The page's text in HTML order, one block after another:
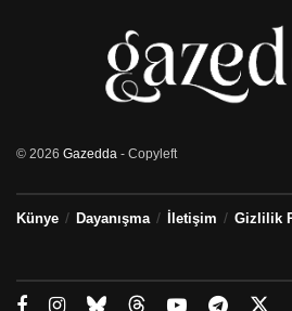
© 2026 Gazedda - Copyleft
Künye Dayanışma İletişim Gizlilik